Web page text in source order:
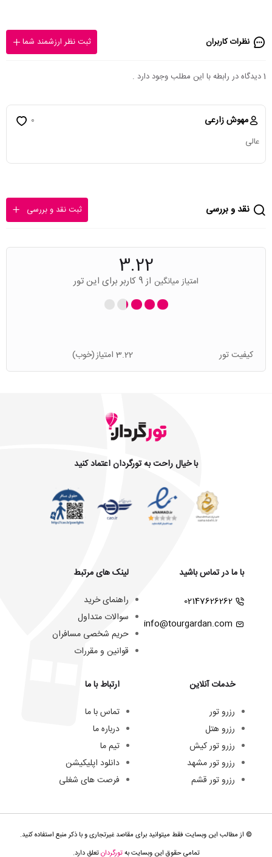
نظرات کاربران ثبت نظر ارزشمند شما
1 دیدگاه در رابطه با این مطلب وجود دارد .
مهوش زارعی
عالی
0
نقد و بررسی ثبت نقد و بررسی
3.22
امتیاز میانگین از 9 کاربر برای این تور
کیفیت تور 3.22 امتیاز (خوب)
با خیال راحت به تورگردان اعتماد کنید
با ما در تماس باشید
02147626262
info@tourgardan.com
خدمات آنلاین
رزرو تور
رزرو هتل
رزرو تور کیش
رزرو تور مشهد
رزرو تور قشم
لینک های مرتبط
راهنمای خرید
سوالات متداول
حریم شخصی مسافران
قوانین و مقررات
ارتباط با ما
تماس با ما
درباره ما
تیم ما
دانلود اپلیکیشن
فرصت های شغلی
© از مطالب این وبسایت فقط میتوانید برای مقاصد غیرتجاری و با ذکر منبع استفاده کنید.
تمامی حقوق این وبسایت بهتورگردانتعلق دارد.